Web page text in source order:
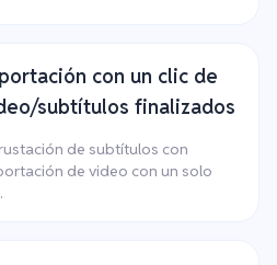
con un clic de
subtítulos finalizados
de subtítulos con
de video con un solo